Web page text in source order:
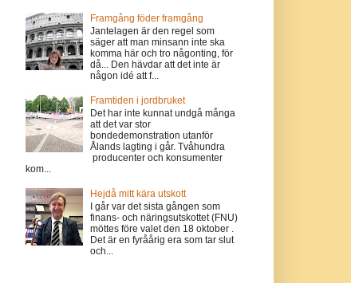
Framgång föder framgång
Jantelagen är den regel som
säger att man minsann inte ska
komma här och tro någonting, för
då... Den hävdar att det inte är
någon idé att f...
Framtiden i jordbruket
Det har inte kunnat undgå många
att det var stor
bondedemonstration utanför
Ålands lagting i går. Tvåhundra
producenter och konsumenter
kom...
Hejdå mitt kära utskott
I går var det sista gången som
finans- och näringsutskottet (FNU)
möttes före valet den 18 oktober .
Det är en fyråårig era som tar slut
och...